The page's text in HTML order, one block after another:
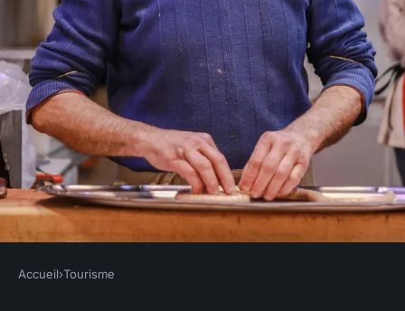
Accueil›Tourisme